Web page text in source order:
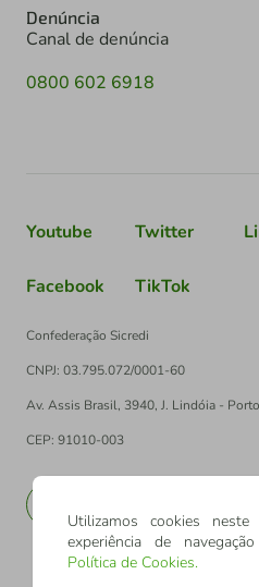
Denúncia
Canal de denúncia
0800 602 6918
Youtube Twitter
Facebook TikTok
Confederação Sicredi
CNPJ: 03.795.072/0001-60
Av. Assis Brasil, 3940, J. Lindóia -
CEP: 91010-003
Utilizamos cookies
experiência de
Política de Cookies.